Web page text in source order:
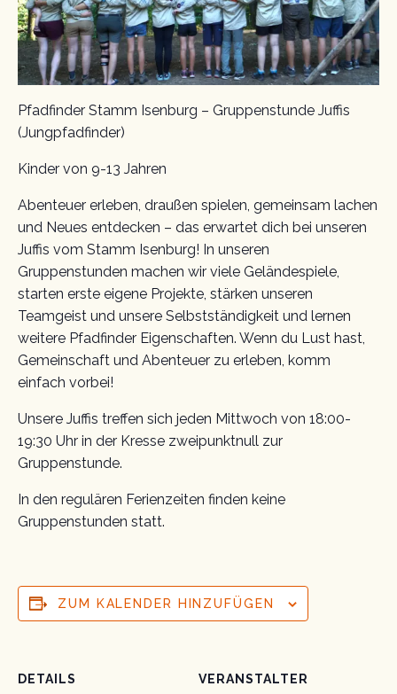
Pfadfinder Stamm Isenburg – Gruppenstunde Juffis
(Jungpfadfinder)
Kinder von 9-13 Jahren
Abenteuer erleben, draußen spielen, gemeinsam lachen
und Neues entdecken – das erwartet dich bei unseren
Juffis vom Stamm Isenburg! In unseren
Gruppenstunden machen wir viele Geländespiele,
starten erste eigene Projekte, stärken unseren
Teamgeist und unsere Selbstständigkeit und lernen
weitere Pfadfinder Eigenschaften. Wenn du Lust hast,
Gemeinschaft und Abenteuer zu erleben, komm
einfach vorbei!
Unsere Juffis treffen sich jeden Mittwoch von 18:00-
19:30 Uhr in der Kresse zweipunktnull zur
Gruppenstunde.
In den regulären Ferienzeiten finden keine
Gruppenstunden statt.
ZUM KALENDER HINZUFÜGEN
DETAILS
VERANSTALTER